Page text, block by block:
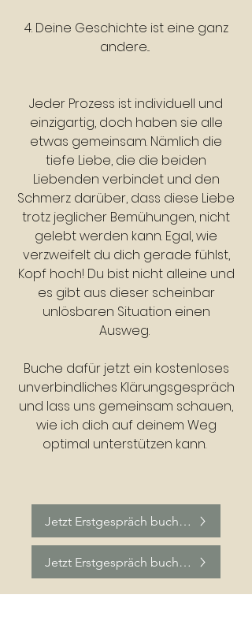
4. Deine Geschichte ist eine ganz
andere...
Jeder Prozess ist individuell und
einzigartig, doch haben sie alle
etwas gemeinsam. Nämlich die
tiefe Liebe, die die beiden
Liebenden verbindet und den
Schmerz darüber, dass diese Liebe
trotz jeglicher Bemühungen, nicht
gelebt werden kann. Egal, wie
verzweifelt du dich gerade fühlst,
Kopf hoch! Du bist nicht alleine und
es gibt aus dieser scheinbar
unlösbaren Situation einen
Ausweg.
Buche dafür jetzt ein kostenloses
unverbindliches Klärungsgespräch
und lass uns gemeinsam schauen,
wie ich dich auf deinem Weg
optimal unterstützen kann. ​
Jetzt Erstgespräch buchen
Jetzt Erstgespräch buchen